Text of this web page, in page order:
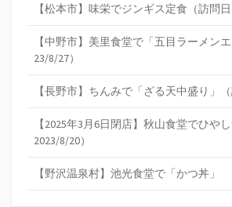
【松本市】味栄でジンギス定食（訪問日
【中野市】美里食堂で「五目ラーメン
23/8/27）
【長野市】ちんみで「ざる天中盛り」（
【2025年3月6日閉店】秋山食堂でひや
2023/8/20）
【野沢温泉村】池光食堂で「かつ丼」